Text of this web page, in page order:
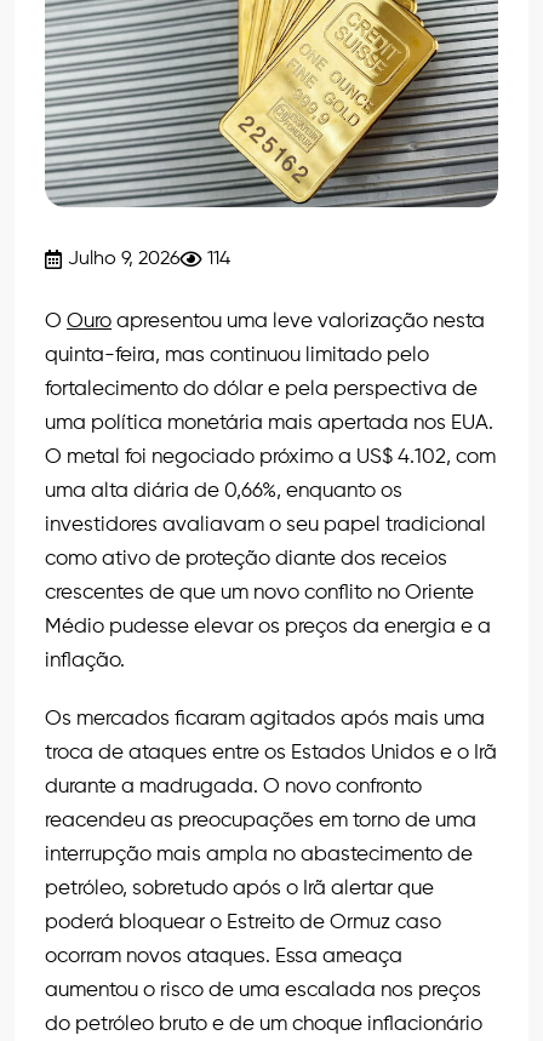
Julho 9, 2026 114
O Ouro apresentou uma leve valorização nesta
quinta-feira, mas continuou limitado pelo
fortalecimento do dólar e pela perspectiva de
uma política monetária mais apertada nos EUA.
O metal foi negociado próximo a US$ 4.102, com
uma alta diária de 0,66%, enquanto os
investidores avaliavam o seu papel tradicional
como ativo de proteção diante dos receios
crescentes de que um novo conflito no Oriente
Médio pudesse elevar os preços da energia e a
inflação.
Os mercados ficaram agitados após mais uma
troca de ataques entre os Estados Unidos e o Irã
durante a madrugada. O novo confronto
reacendeu as preocupações em torno de uma
interrupção mais ampla no abastecimento de
petróleo, sobretudo após o Irã alertar que
poderá bloquear o Estreito de Ormuz caso
ocorram novos ataques. Essa ameaça
aumentou o risco de uma escalada nos preços
do petróleo bruto e de um choque inflacionário